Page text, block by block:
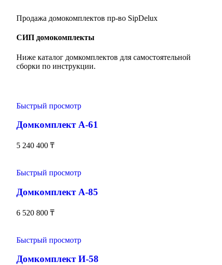
Продажа домокомплектов пр-во SipDelux
СИП домокомплекты
Ниже каталог домкомплектов для самостоятельной
сборки по инструкции.
Быстрый просмотр
Домкомплект А-61
5 240 400 ₸
Быстрый просмотр
Домкомплект А-85
6 520 800 ₸
Быстрый просмотр
Домкомплект И-58